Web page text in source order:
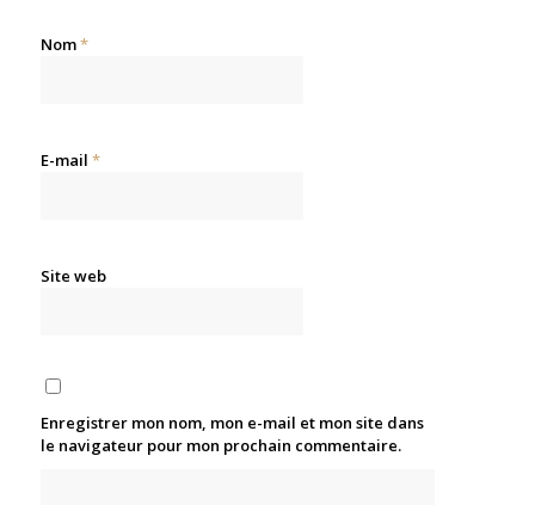
Nom*
E-mail *
Site web
Enregistrer mon nom, mon e-mail et mon site dans
le navigateur pour mon prochain commentaire.